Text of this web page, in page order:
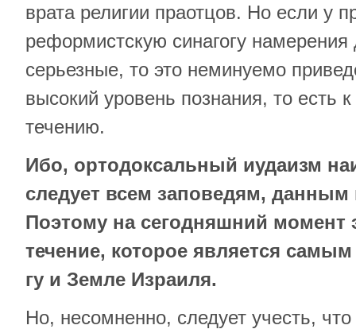
врата религии праотцов. Но если у
реформистскую синагогу намерения
серьезные, то это неминуемо
высокий уровень познания, то есть
течению.
Ибо, ортодоксальный иудаизм
следует всем заповедям,
Поэтому на сегодняшний момент
течение, которое является
гу и Земле Израиля.
Но, несомненно, следует учесть,